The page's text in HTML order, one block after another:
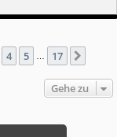
174 5 17
Gehe zu